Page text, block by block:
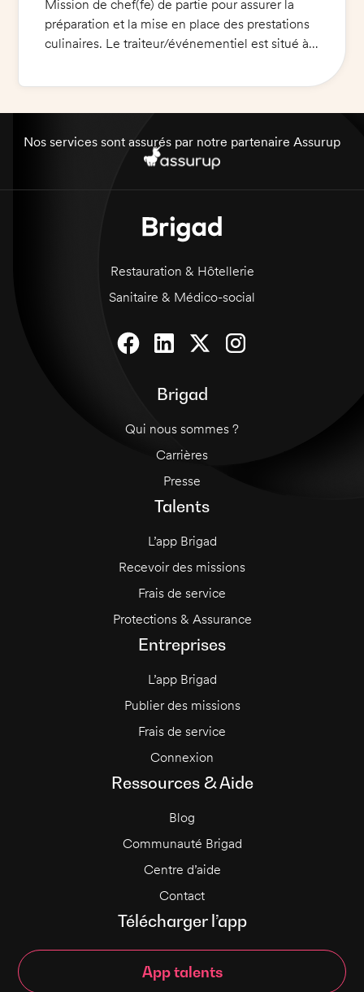
Mission de chef(fe) de partie pour assurer la
préparation et la mise en place des prestations
culinaires. Le traiteur/événementiel est situé à
chauds et froids selon les recettes et les
stocks. Vous serez en charge de l'organisation et
de la préparation des événements. Une tenue
Nos services sont assurés par notre partenaire Assurup
Restauration & Hôtellerie
Sanitaire & Médico-social
Brigad
Qui nous sommes ?
Carrières
Presse
Talents
L’app Brigad
Recevoir des missions
Frais de service
Protections & Assurance
Entreprises
L’app Brigad
Publier des missions
Frais de service
Connexion
Ressources & Aide
Blog
Communauté Brigad
Centre d’aide
Contact
Télécharger l’app
App talents